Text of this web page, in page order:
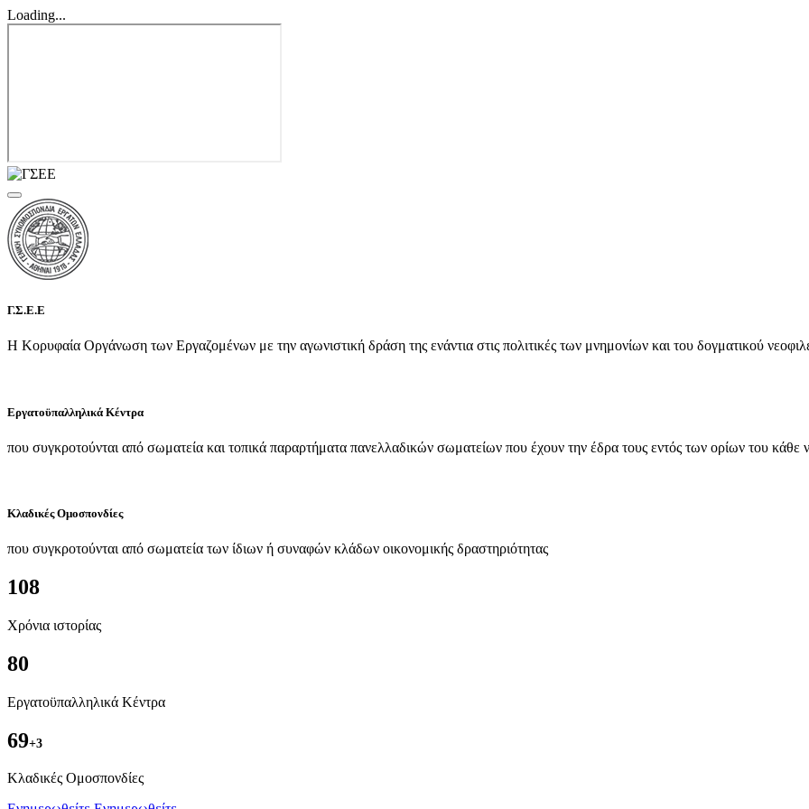
Loading...
Γ.Σ.Ε.Ε
Η Κορυφαία Οργάνωση των Εργαζομένων με την αγωνιστική δράση της ενάντια στις πολιτικές των μνημονίων και του δογματικού
Εργατοϋπαλληλικά Κέντρα
που συγκροτούνται από σωματεία και τοπικά παραρτήματα πανελλαδικών σωματείων που έχουν την έδρα τους εντός των ορίων του κάθε
Κλαδικές Ομοσπονδίες
που συγκροτούνται από σωματεία των ίδιων ή συναφών κλάδων οικονομικής δραστηριότητας
108
Χρόνια ιστορίας
80
Εργατοϋπαλληλικά Κέντρα
69+3
Kλαδικές Ομοσπονδίες